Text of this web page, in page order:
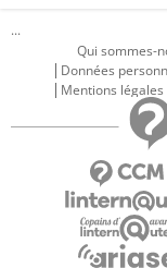
...
Qui sommes-
Données
Mentions légales